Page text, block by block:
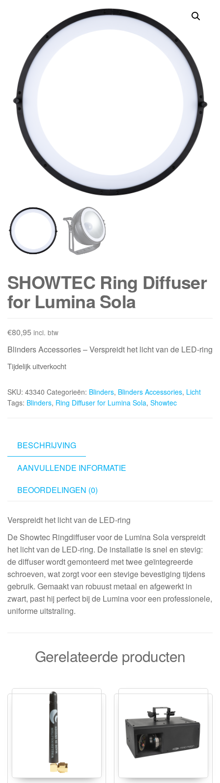
SHOWTEC Ring Diffuser
for Lumina Sola
€80,95 incl. btw
Blinders Accessories – Verspreidt het licht van de LED-ring
Tijdelijk uitverkocht
SKU: 43340 Categorieën: Blinders, Blinders Accessories, Licht
Tags: Blinders, Ring Diffuser for Lumina Sola, Showtec
BESCHRIJVING
AANVULLENDE INFORMATIE
BEOORDELINGEN (0)
Verspreidt het licht van de LED-ring
De Showtec Ringdiffuser voor de Lumina Sola verspreidt
het licht van de LED-ring. De installatie is snel en stevig:
de diffuser wordt gemonteerd met twee geïntegreerde
schroeven, wat zorgt voor een stevige bevestiging tijdens
gebruik. Gemaakt van robuust metaal en afgewerkt in
zwart, past hij perfect bij de Lumina voor een professionele,
uniforme uitstraling.
Gerelateerde producten